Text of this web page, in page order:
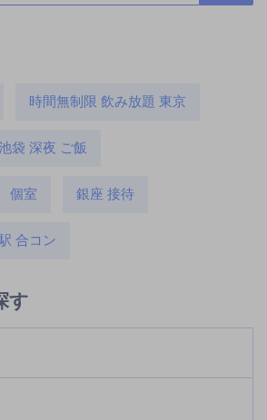
時間無制限 飲み放題 東京
袋 深夜 ご飯
個室 銀座 接待
合コン
す